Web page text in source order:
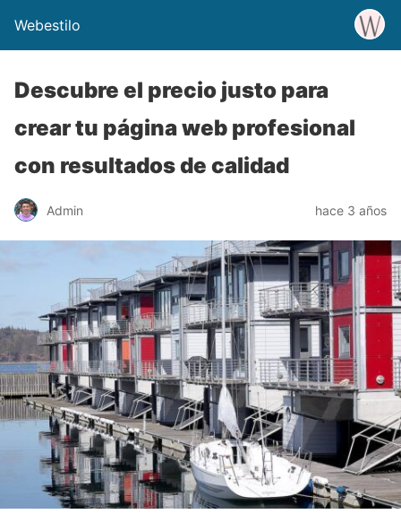
Webestilo
Descubre el precio justo para
crear tu página web profesional
con resultados de calidad
Admin hace 3 años